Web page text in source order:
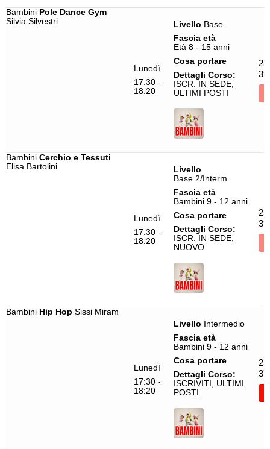
Bambini Pole Dance Gym
Silvia Silvestri
Lunedì
17:30 -
18:20
Livello Base
Fascia età
Età 8 - 15 anni
Cosa portare
Dettagli Corso:
ISCR. IN SEDE,
ULTIMI POSTI
Bambini Cerchio e Tessuti
Elisa Bartolini
Lunedì
17:30 -
18:20
Livello
Base 2/Interm.
Fascia età
Bambini 9 - 12 anni
Cosa portare
Dettagli Corso:
ISCR. IN SEDE,
NUOVO
Bambini Hip Hop Sissi Miram
Lunedì
17:30 -
18:20
Livello Intermedio
Fascia età
Bambini 9 - 12 anni
Cosa portare
Dettagli Corso:
ISCRIVITI, ULTIMI
POSTI